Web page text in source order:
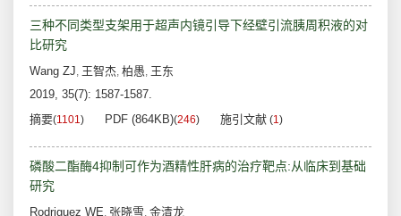
三种不同类型支架用于超声内镜引导下经壁引流胰周积液的对
比研究
Wang ZJ, 王智杰, 柏愚, 王东
2019, 35(7): 1587-1587.
摘要(1101) PDF (864KB)(246) 施引文献 (1)
磷酸二酯酶4抑制可作为酒精性肝病的治疗靶点:从临床到基础
研究
Rodriguez WE, 张晓雪, 金清龙